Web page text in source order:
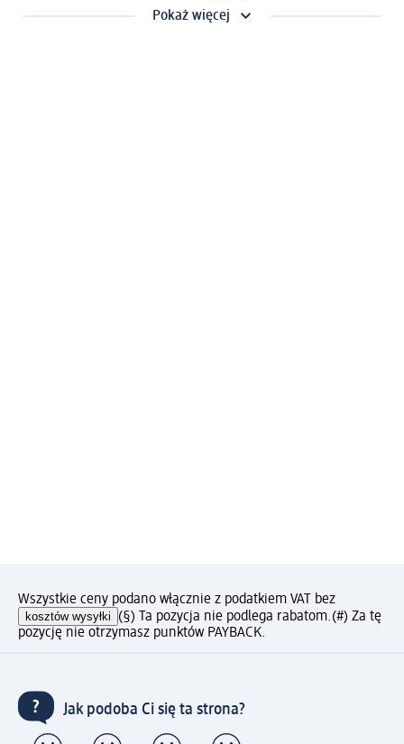
Pokaż więcej
Wszystkie ceny podano włącznie z podatkiem VAT bez
kosztów wysyłki (§) Ta pozycja nie podlega rabatom.(#) Za tę
pozycję nie otrzymasz punktów PAYBACK.
Jak podoba Ci się ta strona?